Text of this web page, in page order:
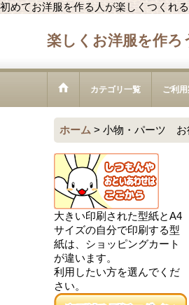
初めてお洋服を作る人が楽しくつくれ
楽しくお洋服を作ろ
カテゴリ一覧 ご利
ホーム > 小物・パーツ お
大きい印刷された型紙とA4
サイズの自分で印刷する型
紙は、ショッピングカート
が違います。
利用したい方を選んでくだ
さい。